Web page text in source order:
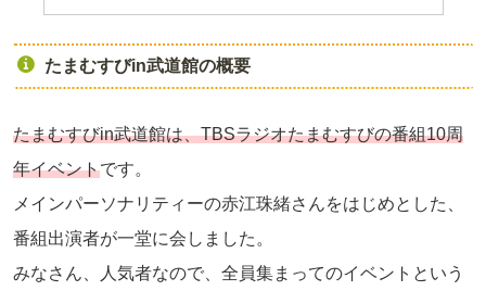
たまむすびin武道館の概要
たまむすびin武道館は、TBSラジオたまむすびの番組10周
年イベントです。
メインパーソナリティーの赤江珠緒さんをはじめとした、
番組出演者が一堂に会しました。
みなさん、人気者なので、全員集まってのイベントという